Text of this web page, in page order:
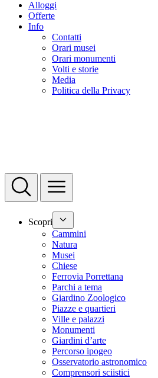
Alloggi
Offerte
Info
Contatti
Orari musei
Orari monumenti
Volti e storie
Media
Politica della Privacy
Scopri
Cammini
Natura
Musei
Chiese
Ferrovia Porrettana
Parchi a tema
Giardino Zoologico
Piazze e quartieri
Ville e palazzi
Monumenti
Giardini d’arte
Percorso ipogeo
Osservatorio astronomico
Comprensori sciistici